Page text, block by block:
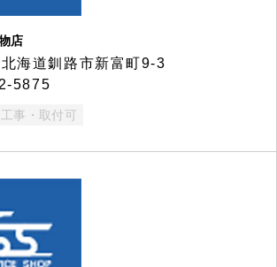
店
海道釧路市新富町9-3
5875
工事・取付可